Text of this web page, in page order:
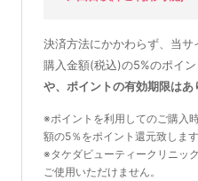
決済方法にかかわらず、当
購入金額(税込)の5%のポイン
や、ポイントの有効期限はあ
※ポイントを利用してのご購入
額の5％をポイント還元致します
※タケダビューティークリニッ
ご使用いただけません。